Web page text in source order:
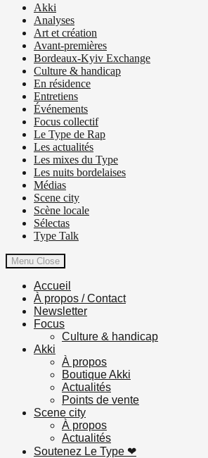
Akki
Analyses
Art et création
Avant-premières
Bordeaux-Kyiv Exchange
Culture & handicap
En résidence
Entretiens
Événements
Focus collectif
Le Type de Rap
Les actualités
Les mixes du Type
Les nuits bordelaises
Médias
Scene city
Scène locale
Sélectas
Type Talk
Menu Close
Accueil
À propos / Contact
Newsletter
Focus
Culture & handicap
Akki
À propos
Boutique Akki
Actualités
Points de vente
Scene city
À propos
Actualités
Soutenez Le Type ❤︎